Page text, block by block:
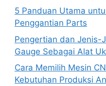
5 Panduan Utama
Penggantian Parts
Pengertian dan Jenis-
Gauge Sebagai Alat
Cara Memilih Mesin
Kebutuhan Produksi